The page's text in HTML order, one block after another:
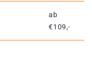
ab
€109,-